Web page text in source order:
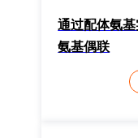
通过配体氨
氨基偶联